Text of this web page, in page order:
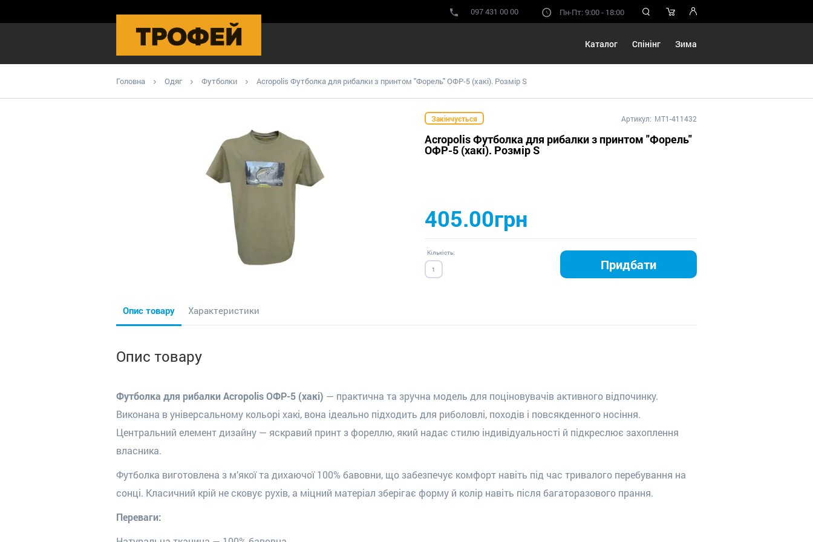
097 431 00 00 Пн-Пт: 9:00 - 18:00
Каталог Спінінг Зима
Головна Одяг Футболки Acropolis Футболка для рибалки з принтом "Форель" ОФР-5 (хакі). Розмір S
Закінчується Артикул: MT1-411432
Acropolis Футболка для рибалки з принтом "Форель"
ОФР-5 (хакі). Розмір S
405.00грн
Кількість:
Придбати
Опис товару Характеристики
Опис товару
Футболка для рибалки Acropolis ОФР-5 (хакі) — практична та зручна модель для поціновувачів активного відпочинку.
Виконана в універсальному кольорі хакі, вона ідеально підходить для риболовлі, походів і повсякденного носіння.
Центральний елемент дизайну — яскравий принт з фореллю, який надає стилю індивідуальності й підкреслює захоплення
власника.
Футболка виготовлена з м’якої та дихаючої 100% бавовни, що забезпечує комфорт навіть під час тривалого перебування на
сонці. Класичний крій не сковує рухів, а міцний матеріал зберігає форму й колір навіть після багаторазового прання.
Переваги: